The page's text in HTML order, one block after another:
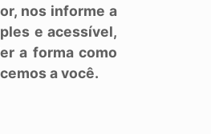
nos informe a
e acessível,
a forma como
a você.